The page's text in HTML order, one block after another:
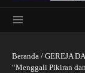
Beranda / GEREJA
“Menggali Pikiran